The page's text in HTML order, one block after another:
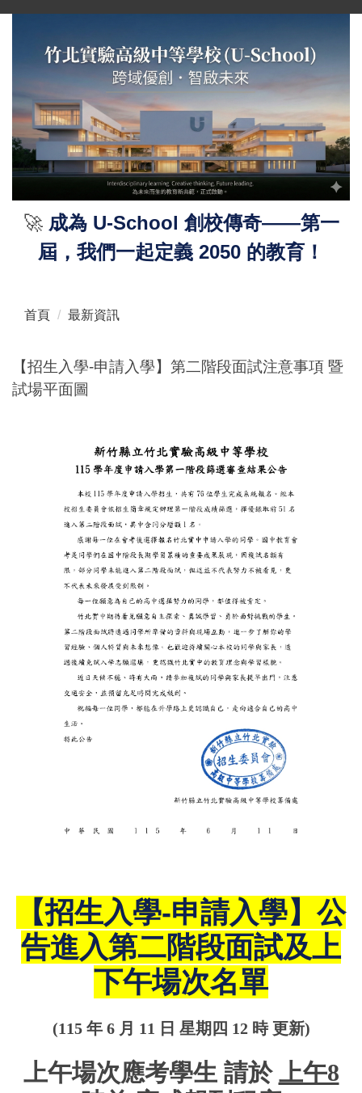
容
區
🚀 成為 U-School 創校傳奇——第一
屆，我們一起定義 2050 的教育！
首頁 最新資訊
【招生入學-申請入學】第二階段面試注意事項 暨
試場平面圖
【招生入學-申請入學】公
告進入第二階段面試及上
下午場次名單
(115 年 6 月 11 日 星期四 12 時 更新)
上午場次應考學生 請於 上午8